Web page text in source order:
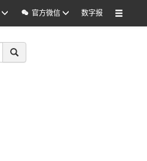
 官方微信 数字报